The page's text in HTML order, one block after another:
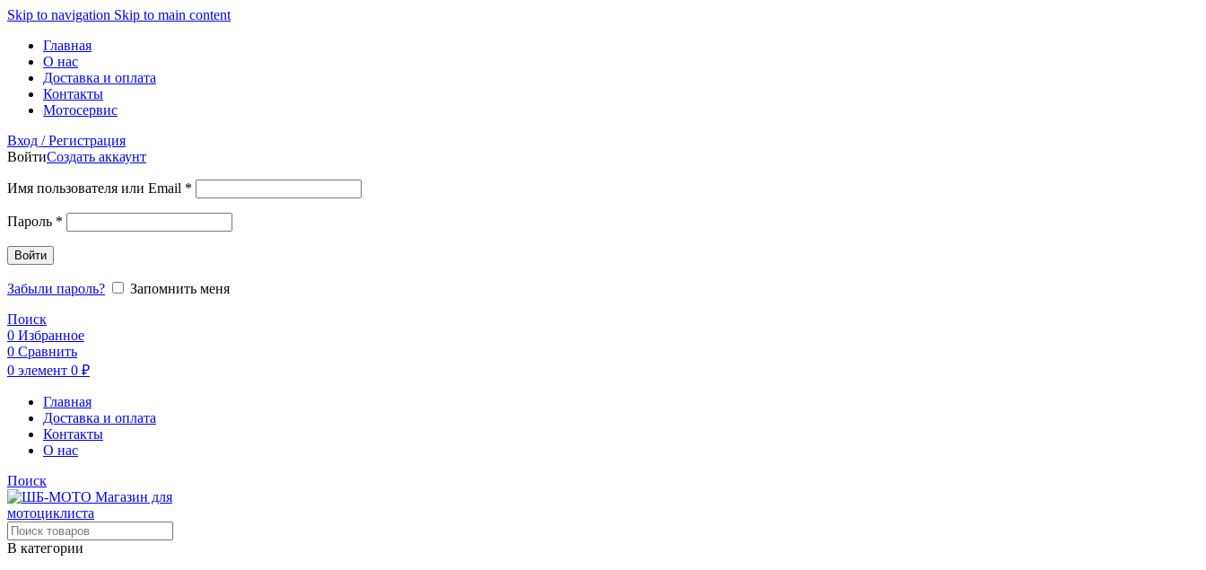
Skip to navigation Skip to main content
Главная
О нас
Доставка и оплата
Контакты
Мотосервис
Вход / Регистрация
ВойтиСоздать аккаунт
Имя пользователя или Email *
Пароль *
Войти
Забыли пароль?
Запомнить меня
Поиск
0 Избранное
0 Сравнить
0 элемент 0 ₽
Главная
Доставка и оплата
Контакты
О нас
Поиск
В категории